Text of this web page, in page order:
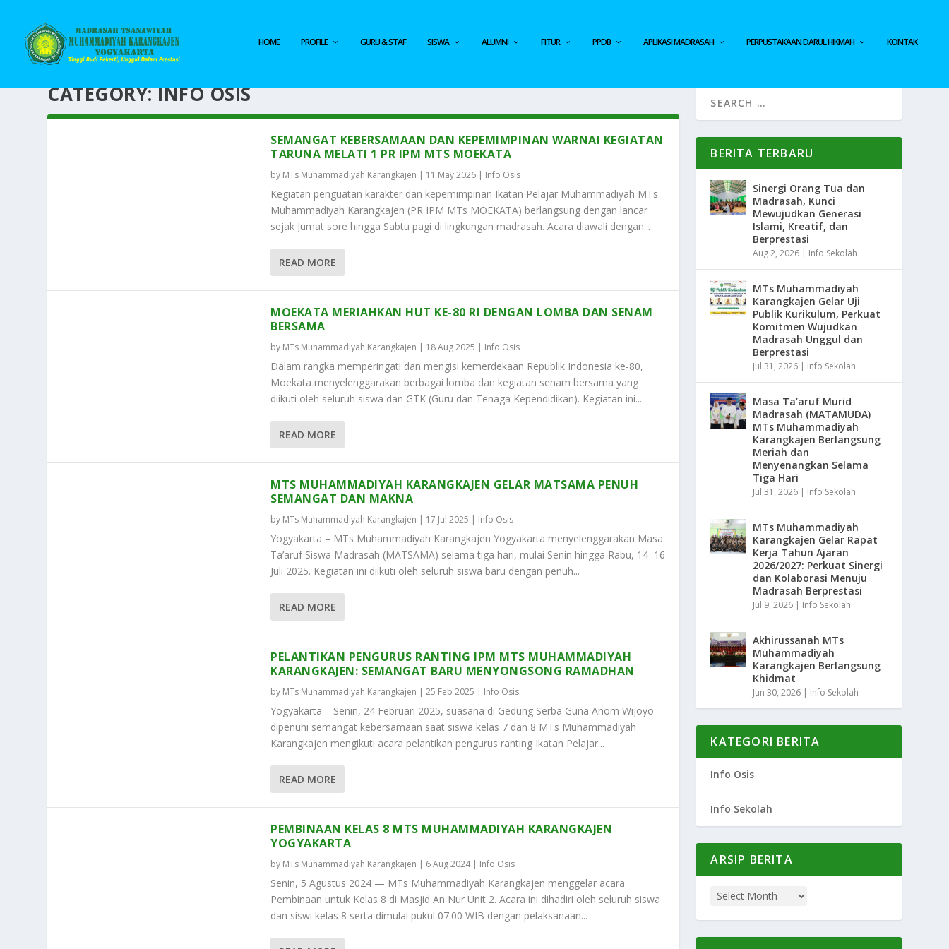
HOME PROFILE GURU & STAF SISWA ALUMNI FITUR PPDB APLIKASI MADRASAH PERPUSTAKAAN DARUL HIKMAH KONTAK
CATEGORY:INFO OSIS
SEMANGAT KEBERSAMAAN DAN KEPEMIMPINAN WARNAI KEGIATAN
TARUNA MELATI 1 PR IPM MTS MOEKATA
by MTs Muhammadiyah Karangkajen | 11 May 2026 | Info Osis
Kegiatan penguatan karakter dan kepemimpinan Ikatan Pelajar Muhammadiyah MTs
Muhammadiyah Karangkajen (PR IPM MTs MOEKATA) berlangsung dengan lancar
sejak Jumat sore hingga Sabtu pagi di lingkungan madrasah. Acara diawali dengan...
READ MORE
MOEKATA MERIAHKAN HUT KE-80 RI DENGAN LOMBA DAN SENAM
BERSAMA
by MTs Muhammadiyah Karangkajen | 18 Aug 2025 | Info Osis
Dalam rangka memperingati dan mengisi kemerdekaan Republik Indonesia ke-80,
Moekata menyelenggarakan berbagai lomba dan kegiatan senam bersama yang
diikuti oleh seluruh siswa dan GTK (Guru dan Tenaga Kependidikan). Kegiatan ini...
READ MORE
MTS MUHAMMADIYAH KARANGKAJEN GELAR MATSAMA PENUH
SEMANGAT DAN MAKNA
by MTs Muhammadiyah Karangkajen | 17 Jul 2025 | Info Osis
Yogyakarta – MTs Muhammadiyah Karangkajen Yogyakarta menyelenggarakan Masa
Ta’aruf Siswa Madrasah (MATSAMA) selama tiga hari, mulai Senin hingga Rabu, 14–16
Juli 2025. Kegiatan ini diikuti oleh seluruh siswa baru dengan penuh...
READ MORE
PELANTIKAN PENGURUS RANTING IPM MTS MUHAMMADIYAH
KARANGKAJEN: SEMANGAT BARU MENYONGSONG RAMADHAN
by MTs Muhammadiyah Karangkajen |25 Feb 2025 | Info Osis
Yogyakarta – Senin, 24 Februari 2025, suasana di Gedung Serba Guna Anom Wijoyo
dipenuhi semangat kebersamaan saat siswa kelas 7 dan 8 MTs Muhammadiyah
Karangkajen mengikuti acara pelantikan pengurus ranting Ikatan Pelajar...
READ MORE
PEMBINAAN KELAS 8 MTS MUHAMMADIYAH KARANGKAJEN
YOGYAKARTA
by MTs Muhammadiyah Karangkajen | 6 Aug 2024| Info Osis
Senin, 5 Agustus 2024 — MTs Muhammadiyah Karangkajen menggelar acara
Pembinaan untuk Kelas 8 di Masjid An Nur Unit 2. Acara ini dihadiri oleh seluruh siswa
dan siswi kelas 8 serta dimulai pukul 07.00 WIB dengan pelaksanaan...
BERITA TERBARU
Sinergi Orang Tua dan
Madrasah, Kunci
Mewujudkan Generasi
Islami, Kreatif, dan
Berprestasi
Aug 2, 2026 | Info Sekolah
MTs Muhammadiyah
Karangkajen Gelar Uji
Publik Kurikulum, Perkuat
Komitmen Wujudkan
Madrasah Unggul dan
Berprestasi
Jul 31, 2026 | Info Sekolah
Masa Ta’aruf Murid
Madrasah (MATAMUDA)
MTs Muhammadiyah
Karangkajen Berlangsung
Meriah dan
Menyenangkan Selama
Tiga Hari
Jul 31, 2026 | Info Sekolah
MTs Muhammadiyah
Karangkajen Gelar Rapat
Kerja Tahun Ajaran
2026/2027: Perkuat Sinergi
dan Kolaborasi Menuju
Madrasah Berprestasi
Jul 9, 2026 | Info Sekolah
Akhirussanah MTs
Muhammadiyah
Karangkajen Berlangsung
Khidmat
Jun 30, 2026 | Info Sekolah
KATEGORI BERITA
Info Osis
Info Sekolah
ARSIP BERITA